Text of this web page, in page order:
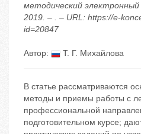
методический
2019. – . – URL: https://e-
id=20847
Автор: Т. Г. Михайлова
В статье рассматриваются
методы и приемы работы с
профессиональной
подготовительном курсе;